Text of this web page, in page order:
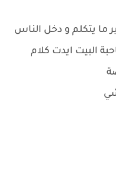
ما يتكلم و دخل الناس
البيت ايدت كلام